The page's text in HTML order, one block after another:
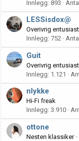
Innlegg 893
LESSisdox@
Overivrig entusiast
Innlegg 752
Guit
Overivrig entusiast
Innlegg 1.121
nlykke
Hi-Fi freak
Innlegg 3.910
ottone
Nesten klassiker ·